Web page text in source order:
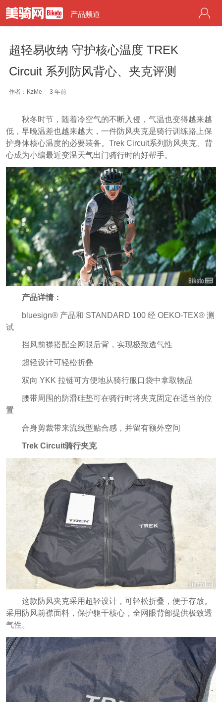
产品频道
超轻易收纳 守护核心温度 TREK
Circuit 系列防风背心、夹克评测
作者：KzMe 3 年前
秋冬时节，随着冷空气的不断入侵，气温也变得越来越
低，早晚温差也越来越大，一件防风夹克是骑行训练路上保
护身体核心温度的必要装备。Trek Circuit系列防风夹克、背
心成为小编最近变温天气出门骑行时的好帮手。
产品详情：
bluesign® 产品和 STANDARD 100 经 OEKO-TEX® 测
试
挡风前襟搭配全网眼后背，实现极致透气性
超轻设计可轻松折叠
双向 YKK 拉链可方便地从骑行服口袋中拿取物品
腰带周围的防滑硅垫可在骑行时将夹克固定在适当的位
置
合身剪裁带来流线型贴合感，并留有额外空间
Trek Circuit骑行夹克
这款防风夹克采用超轻设计，可轻松折叠，便于存放。
采用防风前襟面料，保护躯干核心，全网眼背部提供极致透
气性。